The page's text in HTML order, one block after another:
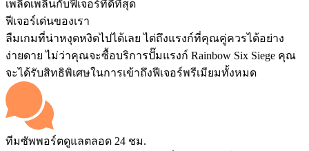
เพลิดเพลินกับฟีเจอร์ที่ดีที่สุด
ฟีเจอร์เด่นของเรา
ลืมเกมที่น่าหงุดหงิดไปได้เลย ไต่ถึงแรงก์ที่คุณคู่ควรได้อย่าง
ง่ายดาย ไม่ว่าคุณจะซื้อบริการปั๊มแรงก์ Rainbow Six Siege คุณ
จะได้รับสิทธิพิเศษในการเข้าถึงฟีเจอร์พรีเมียมทั้งหมด
ทีมซัพพอร์ตดูแลตลอด 24 ชม.